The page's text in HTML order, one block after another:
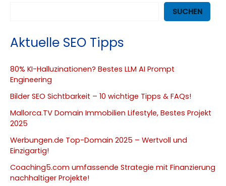
SUCHEN
Aktuelle SEO Tipps
80% KI-Halluzinationen? Bestes LLM AI Prompt
Engineering
Bilder SEO Sichtbarkeit – 10 wichtige Tipps & FAQs!
Mallorca.TV Domain Immobilien Lifestyle, Bestes Projekt
2025
Werbungen.de Top-Domain 2025 – Wertvoll und
Einzigartig!
Coaching5.com umfassende Strategie mit Finanzierung
nachhaltiger Projekte!